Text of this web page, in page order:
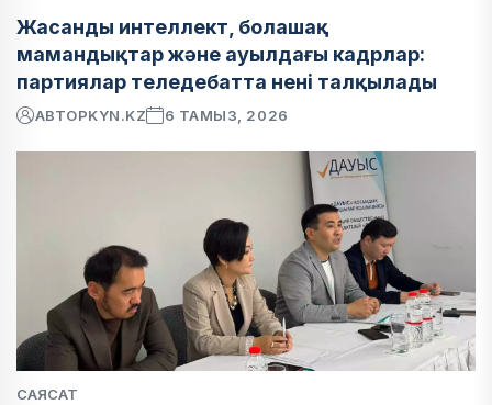
Жасанды интеллект, болашақ
мамандықтар және ауылдағы кадрлар:
партиялар теледебатта нені талқылады
АВТОРKYN.KZ 6 ТАМЫЗ, 2026
САЯСАТ